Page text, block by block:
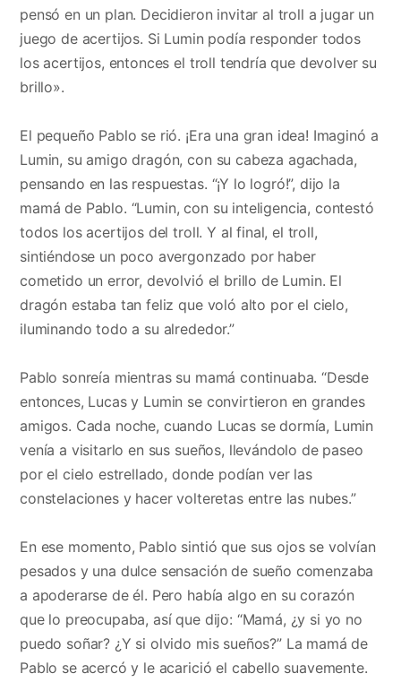
pensó en un plan. Decidieron invitar al troll a jugar un
juego de acertijos. Si Lumin podía responder todos
los acertijos, entonces el troll tendría que devolver su
brillo».
El pequeño Pablo se rió. ¡Era una gran idea! Imaginó a
Lumin, su amigo dragón, con su cabeza agachada,
pensando en las respuestas. “¡Y lo logró!”, dijo la
mamá de Pablo. “Lumin, con su inteligencia, contestó
todos los acertijos del troll. Y al final, el troll,
sintiéndose un poco avergonzado por haber
cometido un error, devolvió el brillo de Lumin. El
dragón estaba tan feliz que voló alto por el cielo,
iluminando todo a su alrededor.”
Pablo sonreía mientras su mamá continuaba. “Desde
entonces, Lucas y Lumin se convirtieron en grandes
amigos. Cada noche, cuando Lucas se dormía, Lumin
venía a visitarlo en sus sueños, llevándolo de paseo
por el cielo estrellado, donde podían ver las
constelaciones y hacer volteretas entre las nubes.”
En ese momento, Pablo sintió que sus ojos se volvían
pesados y una dulce sensación de sueño comenzaba
a apoderarse de él. Pero había algo en su corazón
que lo preocupaba, así que dijo: “Mamá, ¿y si yo no
puedo soñar? ¿Y si olvido mis sueños?” La mamá de
Pablo se acercó y le acarició el cabello suavemente.